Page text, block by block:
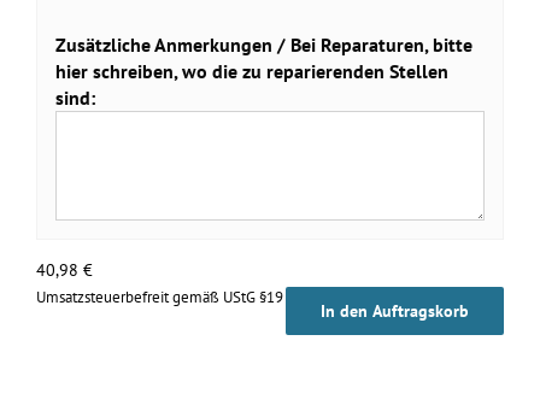
Zusätzliche Anmerkungen / Bei Reparaturen, bitte
hier schreiben, wo die zu reparierenden Stellen
sind:
In den Auftragskorb
40,98 €
Umsatzsteuerbefreit gemäß UStG §19